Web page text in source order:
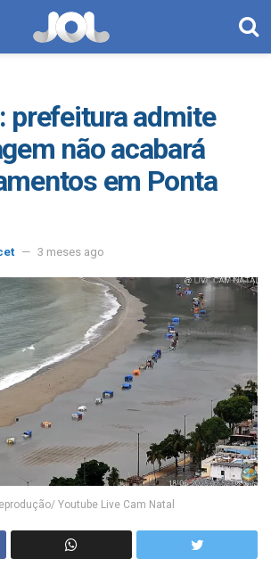
prefeitura admite
não acabará
em Ponta
3 meses ago
Youtube Live Cam Natal